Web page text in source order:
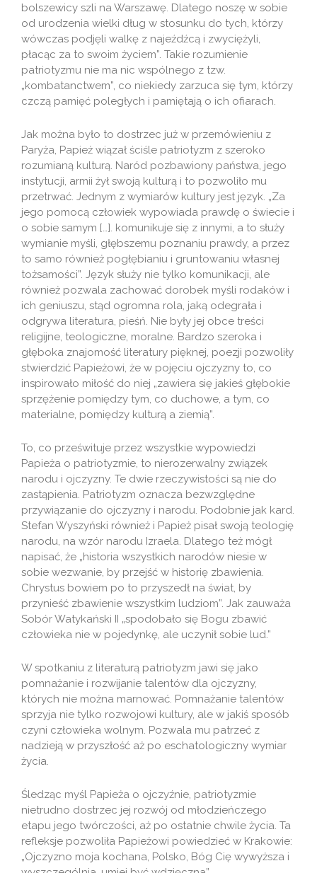
bolszewicy szli na Warszawę. Dlatego noszę w sobie
od urodzenia wielki dług w stosunku do tych, którzy
wówczas podjęli walkę z najeźdźcą i zwyciężyli,
płacąc za to swoim życiem”. Takie rozumienie
patriotyzmu nie ma nic wspólnego z tzw.
„kombatanctwem”, co niekiedy zarzuca się tym, którzy
czczą pamięć poległych i pamiętają o ich ofiarach.
Jak można było to dostrzec już w przemówieniu z
Paryża, Papież wiązał ściśle patriotyzm z szeroko
rozumianą kulturą. Naród pozbawiony państwa, jego
instytucji, armii żył swoją kulturą i to pozwoliło mu
przetrwać. Jednym z wymiarów kultury jest język. „Za
jego pomocą człowiek wypowiada prawdę o świecie i
o sobie samym […]. komunikuje się z innymi, a to służy
wymianie myśli, głębszemu poznaniu prawdy, a przez
to samo również pogłębianiu i gruntowaniu własnej
tożsamości”. Język służy nie tylko komunikacji, ale
również pozwala zachować dorobek myśli rodaków i
ich geniuszu, stąd ogromna rola, jaką odegrała i
odgrywa literatura, pieśń. Nie były jej obce treści
religijne, teologiczne, moralne. Bardzo szeroka i
głęboka znajomość literatury pięknej, poezji pozwoliły
stwierdzić Papieżowi, że w pojęciu ojczyzny to, co
inspirowało miłość do niej „zawiera się jakieś głębokie
sprzężenie pomiędzy tym, co duchowe, a tym, co
materialne, pomiędzy kulturą a ziemią”.
To, co prześwituje przez wszystkie wypowiedzi
Papieża o patriotyzmie, to nierozerwalny związek
narodu i ojczyzny. Te dwie rzeczywistości są nie do
zastąpienia. Patriotyzm oznacza bezwzględne
przywiązanie do ojczyzny i narodu. Podobnie jak kard.
Stefan Wyszyński również i Papież pisał swoją teologię
narodu, na wzór narodu Izraela. Dlatego też mógł
napisać, że „historia wszystkich narodów niesie w
sobie wezwanie, by przejść w historię zbawienia.
Chrystus bowiem po to przyszedł na świat, by
przynieść zbawienie wszystkim ludziom”. Jak zauważa
Sobór Watykański II „spodobało się Bogu zbawić
człowieka nie w pojedynkę, ale uczynił sobie lud.”
W spotkaniu z literaturą patriotyzm jawi się jako
pomnażanie i rozwijanie talentów dla ojczyzny,
których nie można marnować. Pomnażanie talentów
sprzyja nie tylko rozwojowi kultury, ale w jakiś sposób
czyni człowieka wolnym. Pozwala mu patrzeć z
nadzieją w przyszłość aż po eschatologiczny wymiar
życia.
Śledząc myśl Papieża o ojczyźnie, patriotyzmie
nietrudno dostrzec jej rozwój od młodzieńczego
etapu jego twórczości, aż po ostatnie chwile życia. Ta
refleksje pozwoliła Papieżowi powiedzieć w Krakowie:
„Ojczyzno moja kochana, Polsko, Bóg Cię wywyższa i